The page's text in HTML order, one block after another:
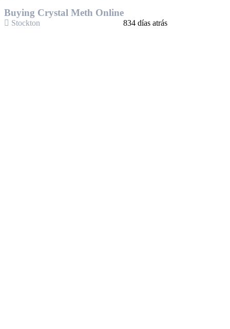
Buying Crystal Meth Online
Stockton 834 días atrás